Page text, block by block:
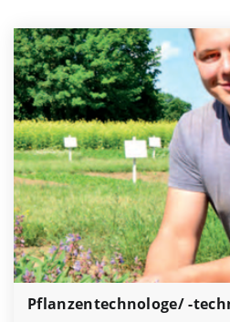
Pflanzentechnologe/ -